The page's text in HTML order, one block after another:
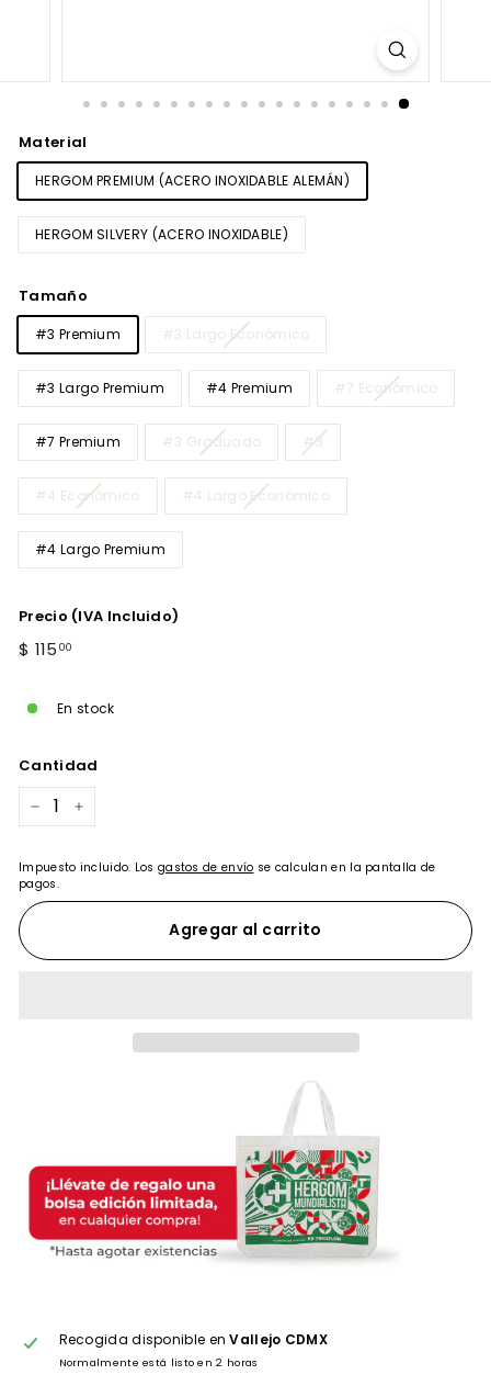
Material
HERGOM PREMIUM (ACERO INOXIDABLE ALEMÁN)
HERGOM SILVERY (ACERO INOXIDABLE)
Tamaño
#3 Premium #3 Largo Económico
#3 Largo Premium #4 Premium #7 Económico
#7 Premium #3 Graduado #3
#4 Económico #4 Largo Económico
#4 Largo Premium
Precio (IVA Incluido)
Precio
$ 115 00
En stock
Cantidad
+
Impuesto incluido. Los gastos de envío se calculan en la pantalla de
pagos.
Agregar al carrito
Recogida disponible enVallejo CDMX
Normalmente está listo en 2 horas